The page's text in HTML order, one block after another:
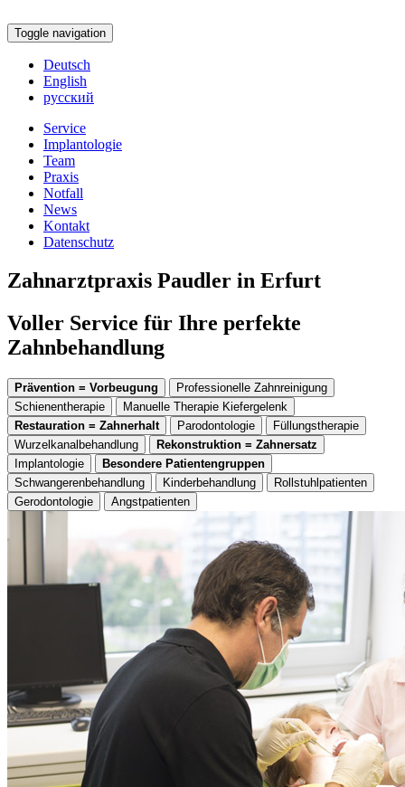
Toggle navigation
Deutsch
English
русский
Service
Implantologie
Team
Praxis
Notfall
News
Kontakt
Datenschutz
Zahnarztpraxis Paudler in Erfurt
Voller Service für Ihre perfekte
Zahnbehandlung
Prävention = Vorbeugung
Professionelle Zahnreinigung
Schienentherapie
Manuelle Therapie Kiefergelenk
Restauration = Zahnerhalt
Parodontologie
Füllungstherapie
Wurzelkanalbehandlung
Rekonstruktion = Zahnersatz
Implantologie
Besondere Patientengruppen
Schwangerenbehandlung
Kinderbehandlung
Rollstuhlpatienten
Gerodontologie
Angstpatienten